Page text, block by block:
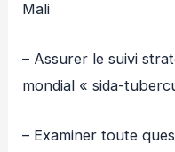
Mali
– Assurer le suivi
mondial « sida-
– Examiner toute